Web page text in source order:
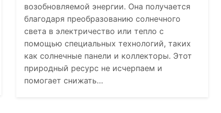
возобновляемой энергии. Она получается
благодаря преобразованию солнечного
света в электричество или тепло с
помощью специальных технологий, таких
как солнечные панели и коллекторы. Этот
природный ресурс не исчерпаем и
помогает снижать…